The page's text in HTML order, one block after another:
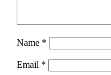
Name *
Email *